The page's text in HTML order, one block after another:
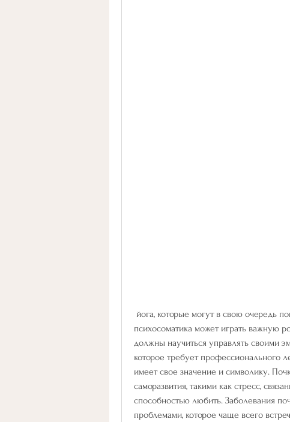
психосоматика может играть важную
должны научиться управлять своими
которое требует профессионального
имеет свое значение и символику.
саморазвития, такими как стресс,
способностью любить. Заболевания
проблемами, которое чаще всего